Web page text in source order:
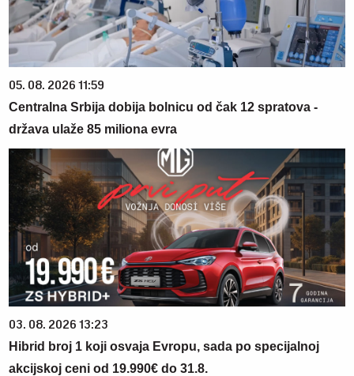
05. 08. 2026 11:59
Centralna Srbija dobija bolnicu od čak 12 spratova -
država ulaže 85 miliona evra
03. 08. 2026 13:23
Hibrid broj 1 koji osvaja Evropu, sada po specijalnoj
akcijskoj ceni od 19.990€ do 31.8.